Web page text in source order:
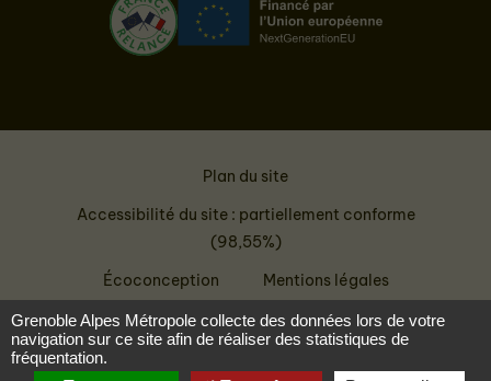
Grenoble Alpes Métropole collecte des données lors de votre
navigation sur ce site afin de réaliser des statistiques de
fréquentation.
Plan du site
Accessibilité du site : partiellement conforme
(98,55%)
Écoconception
Mentions légales
Données personnelles